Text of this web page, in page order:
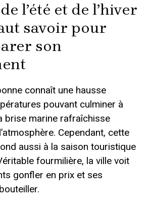
l’été et de l’hiver
savoir pour
son
connaît une hausse
pouvant culminer à
brise marine rafraîchisse
Cependant, cette
aussi à la saison touristique
fourmilière, la ville voit
gonfler en prix et ses